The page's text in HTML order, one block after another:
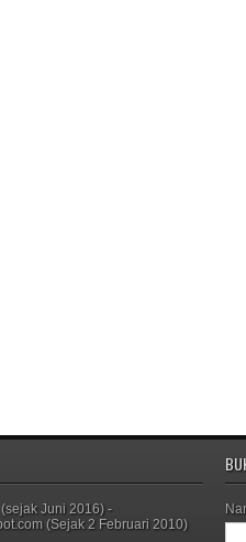
Juni 2016) -
(Sejak 2 Februari 2010)